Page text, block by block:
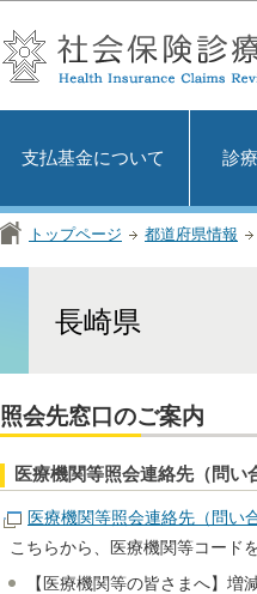
支払基金について 診
トップページ 都道府県情報
長崎県
照会先窓口のご案内
医療機関等照会連絡先（問い
医療機関等照会連絡先（問い
こちらから、医療機関等コード
【医療機関等の皆さまへ】